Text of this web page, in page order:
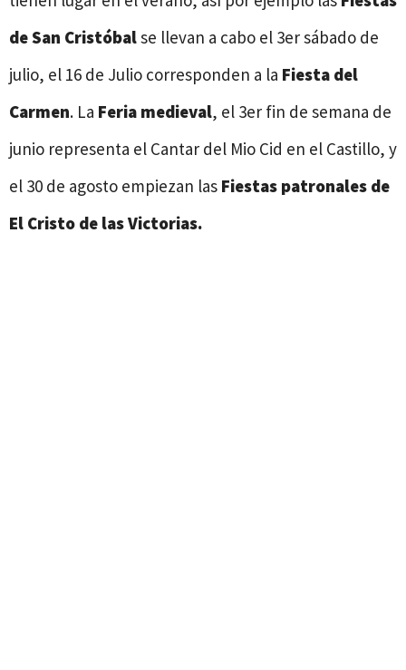
de San Cristóbalse llevan a cabo el 3er sábado de
julio, el 16 de Julio corresponden a la Fiesta del
Carmen. La Feria medieval, el 3er fin de semana de
junio representa el Cantar del Mio Cid en el Castillo, y
el 30 de agosto empiezan las Fiestas patronales de
El Cristo de las Victorias.